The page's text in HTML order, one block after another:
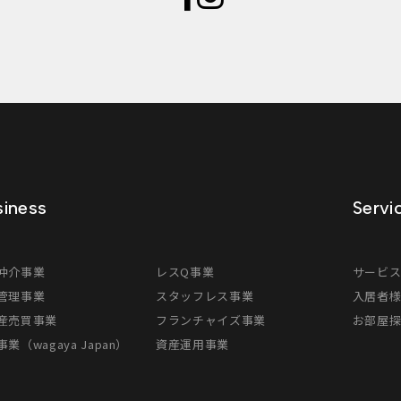
介事業
理事業
売買事業
業（wagaya Japan）
レスQ事業
スタッフレス事業
フランチャイズ事業
資産運用事業
サービ
入居者
お部屋